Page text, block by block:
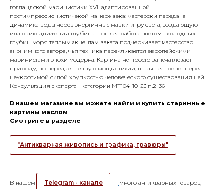
голландской маринистики XVII адаптированной
постимпрессионистичекой манере века: мастерски передана
динамика воды через энергичные мазки игру света, создающую
иллюзию движения глубины. Тонкая работа цветом - холодных
глубин моря теплым акцентам заката подчеркивает мастерство
анонимного автора, чья техника перекликается европейскими
маринистами эпохи модерна. Картина не просто запечатлевает
природу, но передает вечную мощь стихии, вызывая трепет перед
неукротимой силой хрупкостью человеческого существования ней.
Консультация эксперта I категории МТ104-10-23 п.2-36
В нашем магазине вы можете найти и купить старинные
картины маслом
Смотрите в разделе
"Антикварная живопись и графика, гравюры"
В нашем Telegram - канале
много антикварных товаров,